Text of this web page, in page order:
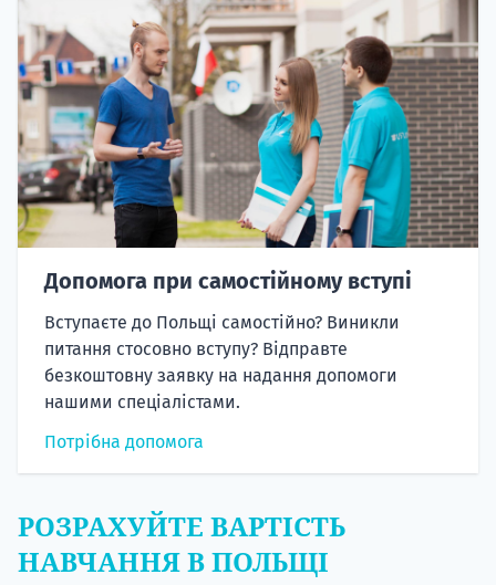
Допомога при самостійному вступі
Вступаєте до Польщі самостійно? Виникли
питання стосовно вступу? Відправте
безкоштовну заявку на надання допомоги
нашими спеціалістами.
Потрібна допомога
РОЗРАХУЙТЕ ВАРТІСТЬ
НАВЧАННЯ В ПОЛЬЩІ